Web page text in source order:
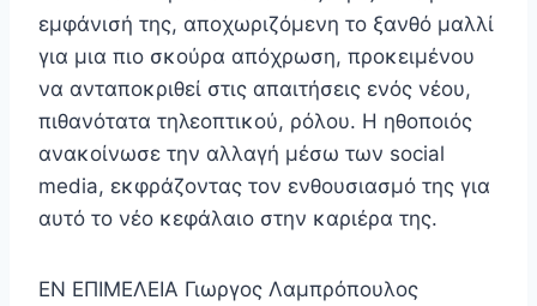
εμφάνισή της, αποχωριζόμενη το ξανθό μαλλί
για μια πιο σκούρα απόχρωση, προκειμένου
να ανταποκριθεί στις απαιτήσεις ενός νέου,
πιθανότατα τηλεοπτικού, ρόλου. Η ηθοποιός
ανακοίνωσε την αλλαγή μέσω των social
media, εκφράζοντας τον ενθουσιασμό της για
αυτό το νέο κεφάλαιο στην καριέρα της.
EN ΕΠΙΜΕΛΕΙΑ Γιωργος Λαμπρόπουλος